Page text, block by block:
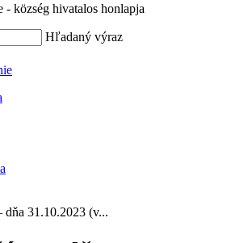
- község hivatalos honlapja
Hľadaný výraz
dňa 31.10.2023 (v...